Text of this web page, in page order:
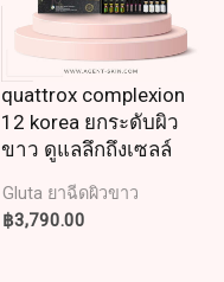
quattrox complexion
12 korea ยกระดับผิว
ขาว ดูแลลึกถึงเซลล์
Gluta ยาฉีดผิวขาว
฿3,790.00